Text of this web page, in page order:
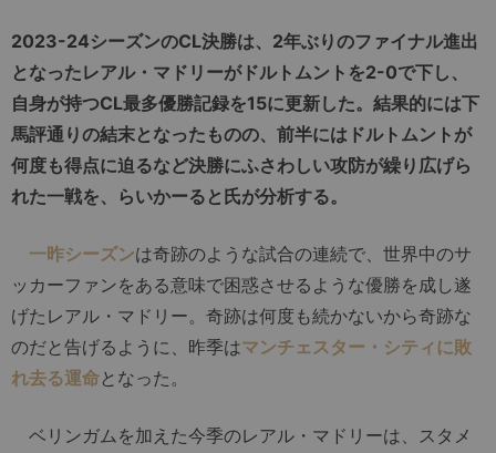
2023-24シーズンのCL決勝は、2年ぶりのファイナル進出
となったレアル・マドリーがドルトムントを2-0で下し、
自身が持つCL最多優勝記録を15に更新した。結果的には下
馬評通りの結末となったものの、前半にはドルトムントが
何度も得点に迫るなど決勝にふさわしい攻防が繰り広げら
れた一戦を、らいかーると氏が分析する。
一昨シーズンは奇跡のような試合の連続で、世界中のサ
ッカーファンをある意味で困惑させるような優勝を成し遂
げたレアル・マドリー。奇跡は何度も続かないから奇跡な
のだと告げるように、昨季はマンチェスター・シティに敗
れ去る運命となった。
ベリンガムを加えた今季のレアル・マドリーは、スタメ